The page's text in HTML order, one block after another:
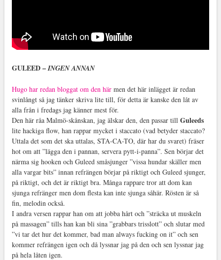
GULEED –INGEN ANNAN
Hugo har redan bloggat om den härmen det här inlägget är redan
svinlångt så jag tänker skriva lite till, för detta är kanske den låt av
alla från i fredags jag känner mest för.
Den här råa Malmö-skånskan, jag älskar den, den passar till Guleeds
lite hackiga flow, han rappar mycket i staccato (vad betyder staccato?
Uttala det som det ska uttalas, STA-CA-TO, där har du svaret) fräser
hot om att ”lägga den i pannan, servera pytt-i-panna”. Sen börjar det
närma sig hooken och Guleed småsjunger ”vissa hundar skäller men
alla vargar bits” innan refrängen börjar på riktigt och Guleed sjunger,
på riktigt, och det är riktigt bra. Många rappare tror att dom kan
sjunga refränger men dom flesta kan inte sjunga såhär. Rösten är så
fin, melodin också.
I andra versen rappar han om att jobba hårt och ”sträcka ut muskeln
på massagen” tills han kan bli sina ”grabbars trisslott” och slutar med
”vi tar det hur det kommer, bad man always fucking on it” och sen
kommer refrängen igen och då lyssnar jag på den och sen lyssnar jag
på hela låten igen.